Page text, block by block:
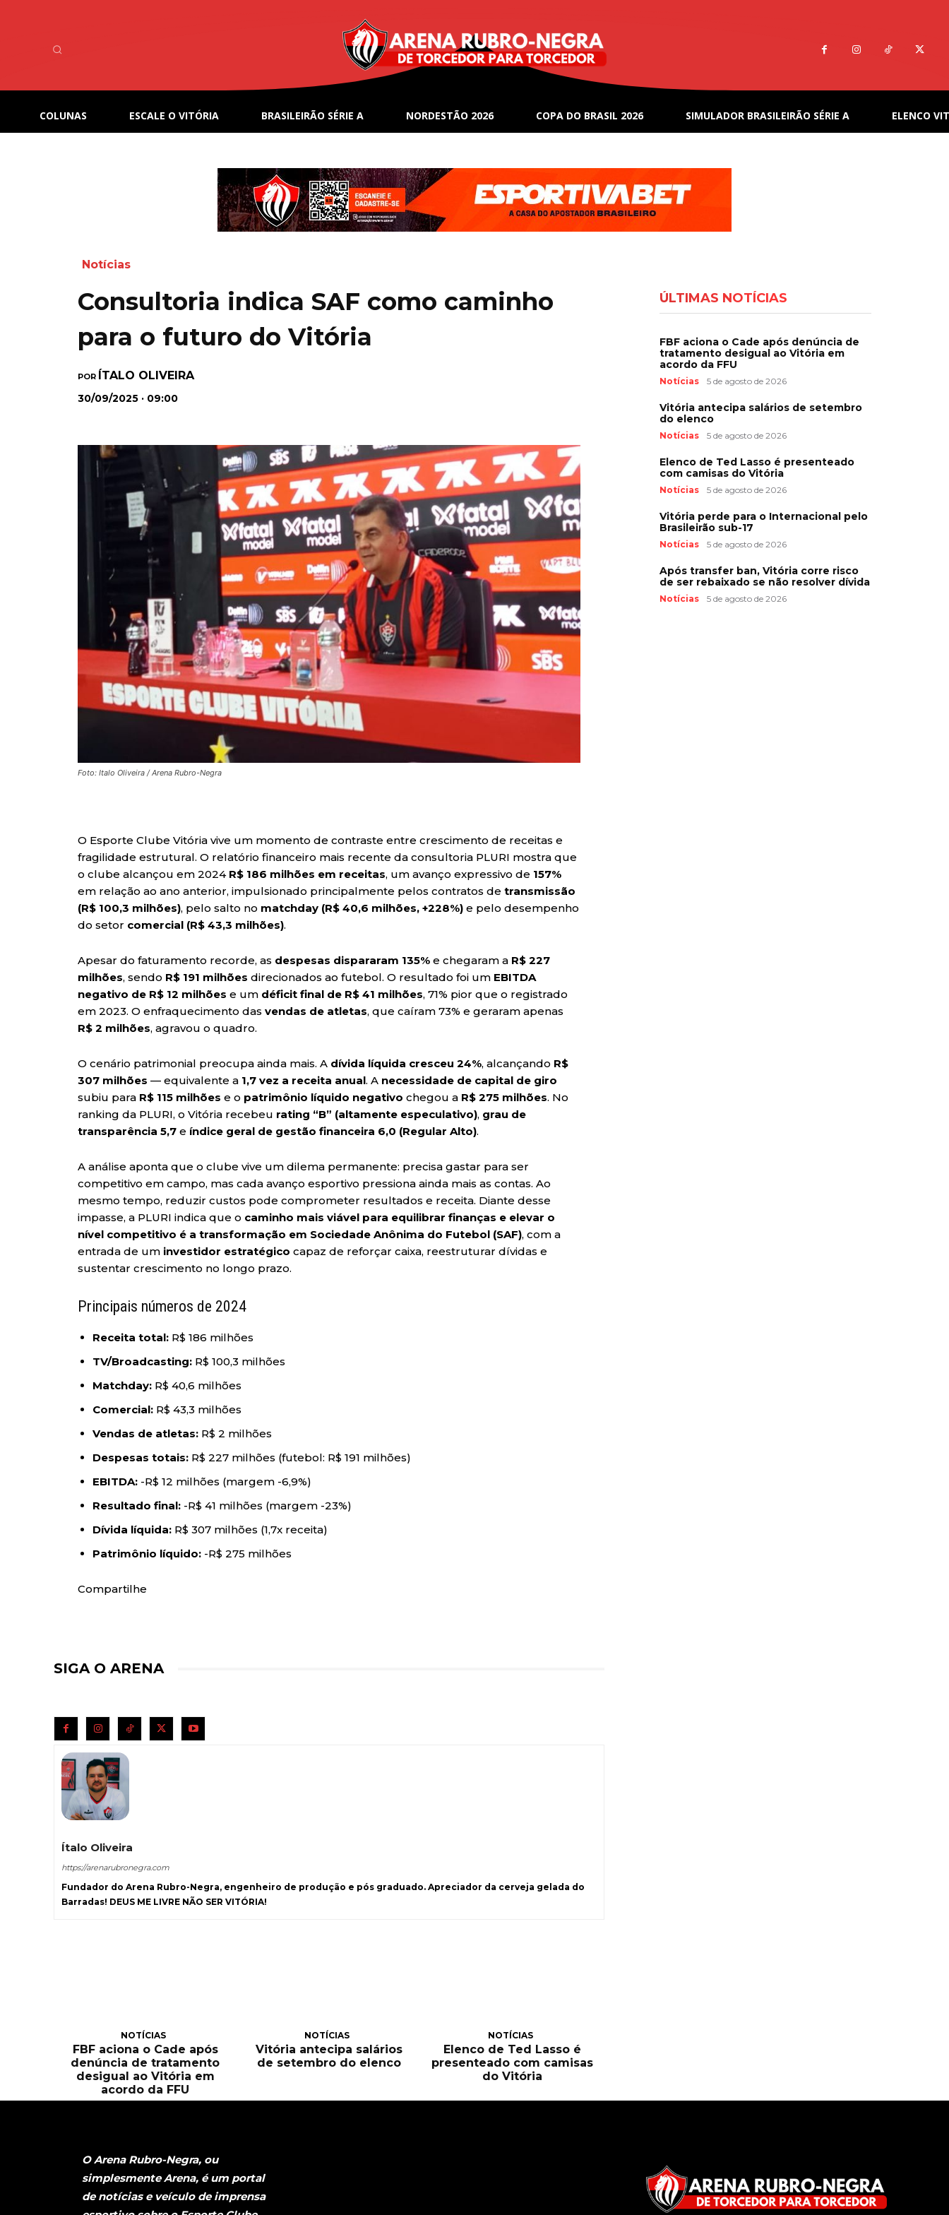
COLUNAS ESCALE O VITÓRIA BRASILEIRÃO SÉRIE A NORDESTÃO 2026 COPA DO BRASIL 2026 SIMULADOR BRASILEIRÃO SÉRIE A ELENCO
Notícias
Consultoria indica SAF como caminho
para o futuro do Vitória
POR ÍTALO OLIVEIRA
30/09/2025 · 09:00
Foto: Italo Oliveira / Arena Rubro-Negra
O Esporte Clube Vitória vive um momento de contraste entre crescimento de receitas e
fragilidade estrutural. O relatório financeiro mais recente da consultoria PLURI mostra que
o clube alcançou em 2024 R$ 186 milhões em receitas, um avanço expressivo de 157%
em relação ao ano anterior, impulsionado principalmente pelos contratos de transmissão
(R$ 100,3 milhões), pelo salto no matchday (R$ 40,6 milhões, +228%) e pelo desempenho
do setor comercial (R$ 43,3 milhões).
Apesar do faturamento recorde, as despesas dispararam 135% e chegaram a R$ 227
milhões, sendo R$ 191 milhões direcionados ao futebol. O resultado foi um EBITDA
negativo de R$ 12 milhões e um déficit final de R$ 41 milhões, 71% pior que o registrado
em 2023. O enfraquecimento das vendas de atletas, que caíram 73% e geraram apenas
R$ 2 milhões, agravou o quadro.
O cenário patrimonial preocupa ainda mais. A dívida líquida cresceu 24%, alcançando R$
307 milhões — equivalente a 1,7 vez a receita anual. A necessidade de capital de giro
subiu para R$ 115 milhões e o patrimônio líquido negativo chegou a R$ 275 milhões. No
ranking da PLURI, o Vitória recebeu rating “B” (altamente especulativo), grau de
transparência 5,7 e índice geral de gestão financeira 6,0 (Regular Alto).
A análise aponta que o clube vive um dilema permanente: precisa gastar para ser
competitivo em campo, mas cada avanço esportivo pressiona ainda mais as contas. Ao
mesmo tempo, reduzir custos pode comprometer resultados e receita. Diante desse
impasse, a PLURI indica que o caminho mais viável para equilibrar finanças e elevar o
nível competitivo é a transformação em Sociedade Anônima do Futebol (SAF), com a
entrada de um investidor estratégico capaz de reforçar caixa, reestruturar dívidas e
sustentar crescimento no longo prazo.
Principais números de 2024
Receita total: R$ 186 milhões
TV/Broadcasting: R$ 100,3 milhões
Matchday: R$ 40,6 milhões
Comercial: R$ 43,3 milhões
Vendas de atletas: R$ 2 milhões
Despesas totais: R$ 227 milhões (futebol: R$ 191 milhões)
EBITDA: -R$ 12 milhões (margem -6,9%)
Resultado final: -R$ 41 milhões (margem -23%)
Dívida líquida: R$ 307 milhões (1,7x receita)
Patrimônio líquido: -R$ 275 milhões
Compartilhe
SIGA O ARENA
Ítalo Oliveira
https://arenarubronegra.com
Fundador do Arena Rubro-Negra, engenheiro de produção e pós graduado. Apreciador da cerveja gelada do
Barradas! DEUS ME LIVRE NÃO SER VITÓRIA!
NOTÍCIAS
FBF aciona o Cade após
denúncia de tratamento
desigual ao Vitória em
acordo da FFU
NOTÍCIAS
Vitória antecipa salários
de setembro do elenco
NOTÍCIAS
Elenco de Ted Lasso é
presenteado com camisas
do Vitória
ÚLTIMAS NOTÍCIAS
FBF aciona o Cade após denúncia de
tratamento desigual ao Vitória em
acordo da FFU
Notícias 5 de agosto de 2026
Vitória antecipa salários de setembro
do elenco
Notícias 5 de agosto de 2026
Elenco de Ted Lasso é presenteado
com camisas do Vitória
Notícias 5 de agosto de 2026
Vitória perde para o Internacional pelo
Brasileirão sub-17
Notícias 5 de agosto de 2026
Após transfer ban, Vitória corre risco
de ser rebaixado se não resolver dívida
Notícias 5 de agosto de 2026
O Arena Rubro-Negra, ou
simplesmente Arena, é um portal
de notícias e veículo de imprensa